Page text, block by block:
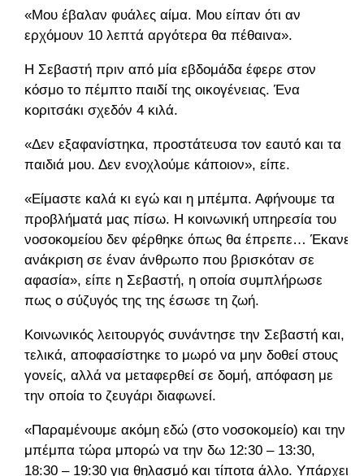
«Μου έβαλαν φυάλες αίμα. Μου είπαν ότι αν
ερχόμουν 10 λεπτά αργότερα θα πέθαινα».
Η Σεβαστή πριν από μία εβδομάδα έφερε στον
κόσμο το πέμπτο παιδί της οικογένειας. Ένα
κοριτσάκι σχεδόν 4 κιλά.
«Δεν εξαφανίστηκα, προστάτευσα τον εαυτό και τα
παιδιά μου. Δεν ενοχλούμε κάποιον», είπε.
«Είμαστε καλά κι εγώ και η μπέμπα. Αφήνουμε τα
προβλήματά μας πίσω. Η κοινωνική υπηρεσία του
νοσοκομείου δεν φέρθηκε όπως θα έπρεπε… Έκανε
ανάκριση σε έναν άνθρωπο που βρισκόταν σε
αφασία», είπε η Σεβαστή, η οποία συμπλήρωσε
πως ο σύζυγός της της έσωσε τη ζωή.
Κοινωνικός λειτουργός συνάντησε την Σεβαστή και,
τελικά, αποφασίστηκε το μωρό να μην δοθεί στους
γονείς, αλλά να μεταφερθεί σε δομή, απόφαση με
την οποία το ζευγάρι διαφωνεί.
«Παραμένουμε ακόμη εδώ (στο νοσοκομείο) και την
μπέμπα τώρα μπορώ να την δω 12:30 – 13:30,
18:30 – 19:30 για θηλασμό και τίποτα άλλο. Υπάρχει